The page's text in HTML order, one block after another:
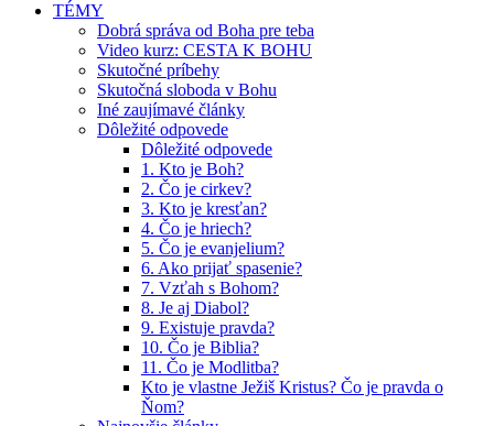
TÉMY
Dobrá správa od Boha pre teba
Video kurz: CESTA K BOHU
Skutočné príbehy
Skutočná sloboda v Bohu
Iné zaujímavé články
Dôležité odpovede
Dôležité odpovede
1. Kto je Boh?
2. Čo je cirkev?
3. Kto je kresťan?
4. Čo je hriech?
5. Čo je evanjelium?
6. Ako prijať spasenie?
7. Vzťah s Bohom?
8. Je aj Diabol?
9. Existuje pravda?
10. Čo je Biblia?
11. Čo je Modlitba?
Kto je vlastne Ježiš Kristus? Čo je pravda o
Ňom?